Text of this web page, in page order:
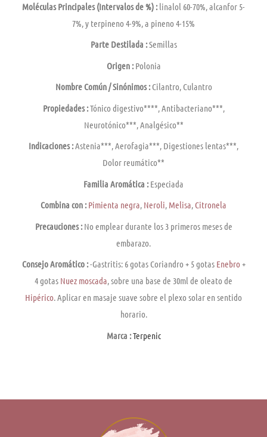
Moléculas Principales (Intervalos de %) :linalol 60-70%, alcanfor 5-
7%, y terpineno 4-9%, a pineno 4-15%
Parte Destilada :Semillas
Origen :Polonia
Nombre Común / Sinónimos :Cilantro, Culantro
Propiedades :Tónico digestivo****, Antibacteriano***,
Neurotónico***, Analgésico**
Indicaciones :Astenia***, Aerofagia***, Digestiones lentas***,
Dolor reumático**
Familia Aromática :Especiada
Combina con : Pimienta negra, Neroli, Melisa,Citronela
Precauciones :No emplear durante los 3 primeros meses de
embarazo.
Consejo Aromático :-Gastritis: 6 gotas Coriandro + 5 gotas Enebro+
4 gotas Nuez moscada, sobre una base de 30ml de oleato de
Hipérico. Aplicar en masaje suave sobre el plexo solar en sentido
horario.
Marca :Terpenic